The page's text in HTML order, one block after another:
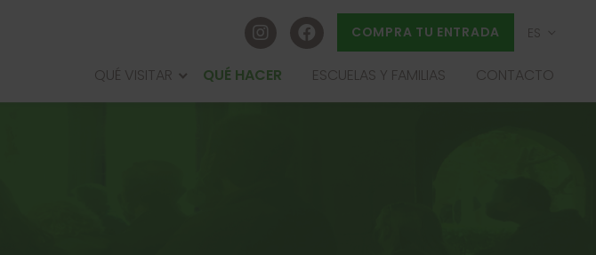
COMPRA TU ENTRADA
ES
QUÉ VISITAR
PALACIO REAL DE OLITE
QUÉ HACER ESCUELAS Y FAMILIAS CONTACTO